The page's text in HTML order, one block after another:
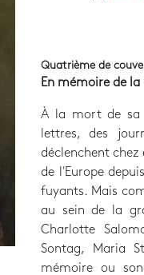
Quatrième de
En mémoire de
À la mort de sa
lettres, des
déclenchent chez
de l'Europe
fuyants. Mais
au sein de la
Charlotte
Sontag, Maria
mémoire ou